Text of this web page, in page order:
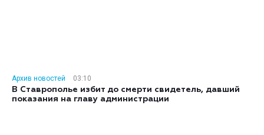
Архив новостей
03:10
В Ставрополье избит до смерти свидетель, давший
показания на главу администрации